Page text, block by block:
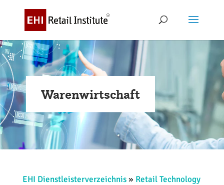
Warenwirtschaft
EHI Dienstleisterverzeichnis» Retail Technology